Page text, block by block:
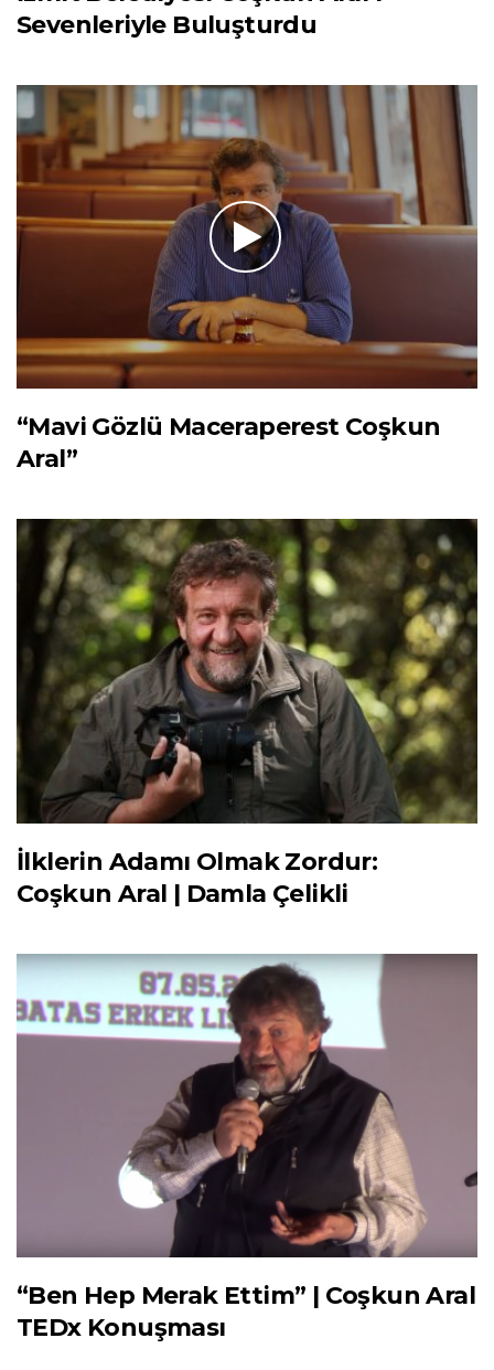
Sevenleriyle Buluşturdu
“Mavi Gözlü Maceraperest Coşkun
Aral”
İlklerin Adamı Olmak Zordur:
Coşkun Aral | Damla Çelikli
“Ben Hep Merak Ettim” | Coşkun Aral
TEDx Konuşması